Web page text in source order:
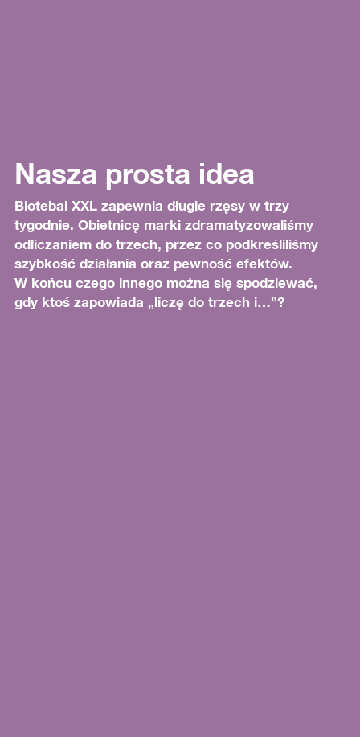
Nasza prosta idea
Biotebal XXL zapewnia długie rzęsy w trzy
tygodnie. Obietnicę marki zdramatyzowaliśmy
odliczaniem do trzech, przez co podkreśliliśmy
szybkość działania oraz pewność efektów.
W końcu czego innego można się spodziewać,
gdy ktoś zapowiada „liczę do trzech i…”?